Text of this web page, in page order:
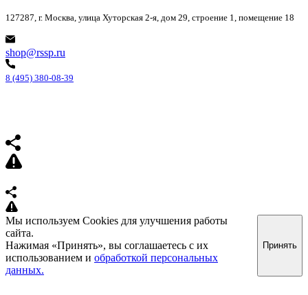
127287, г. Москва, улица Хуторская 2-я, дом 29, строение 1, помещение 18
shop@rssp.ru
8 (495) 380-08-39
Мы используем Cookies для улучшения работы
сайта.
Нажимая «Принять», вы соглашаетесь с их
использованием и обработкой персональных
данных.
Принять